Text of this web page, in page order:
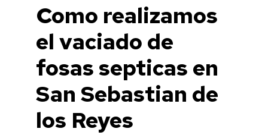
Como realizamos
el vaciado de
fosas septicas en
San Sebastian de
los Reyes